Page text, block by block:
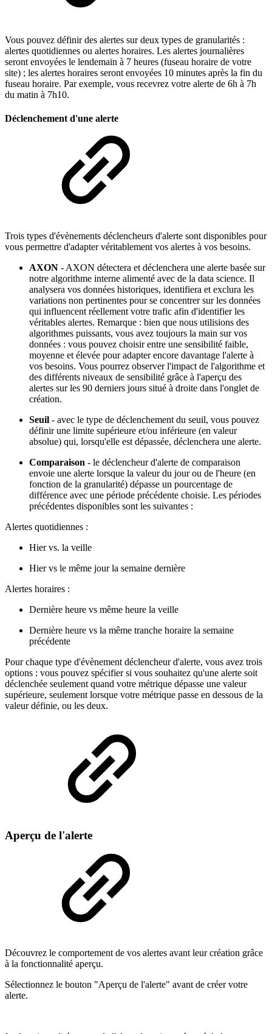
Vous pouvez définir des alertes sur deux types de granularités :
alertes quotidiennes ou alertes horaires. Les alertes journalières
seront envoyées le lendemain à 7 heures (fuseau horaire de votre
site) ; les alertes horaires seront envoyées 10 minutes après la fin du
fuseau horaire. Par exemple, vous recevrez votre alerte de 6h à 7h
du matin à 7h10.
Déclenchement d'une alerte
Trois types d'évènements déclencheurs d'alerte sont disponibles pour
vous permettre d'adapter véritablement vos alertes à vos besoins.
AXON - AXON détectera et déclenchera une alerte basée sur
notre algorithme interne alimenté avec de la data science. Il
analysera vos données historiques, identifiera et exclura les
variations non pertinentes pour se concentrer sur les données
qui influencent réellement votre trafic afin d'identifier les
véritables alertes. Remarque : bien que nous utilisions des
algorithmes puissants, vous avez toujours la main sur vos
données : vous pouvez choisir entre une sensibilité faible,
moyenne et élevée pour adapter encore davantage l'alerte à
vos besoins. Vous pourrez observer l'impact de l'algorithme et
des différents niveaux de sensibilité grâce à l'aperçu des
alertes sur les 90 derniers jours situé à droite dans l'onglet de
création.
Seuil - avec le type de déclenchement du seuil, vous pouvez
définir une limite supérieure et/ou inférieure (en valeur
absolue) qui, lorsqu'elle est dépassée, déclenchera une alerte.
Comparaison - le déclencheur d'alerte de comparaison
envoie une alerte lorsque la valeur du jour ou de l'heure (en
fonction de la granularité) dépasse un pourcentage de
différence avec une période précédente choisie. Les périodes
précédentes disponibles sont les suivantes :
Alertes quotidiennes :
Hier vs. la veille
Hier vs le même jour la semaine dernière
Alertes horaires :
Dernière heure vs même heure la veille
Dernière heure vs la même tranche horaire la semaine
précédente
Pour chaque type d'évènement déclencheur d'alerte, vous avez trois
options : vous pouvez spécifier si vous souhaitez qu'une alerte soit
déclenchée seulement quand votre métrique dépasse une valeur
supérieure, seulement lorsque votre métrique passe en dessous de la
valeur définie, ou les deux.
Aperçu de l'alerte
Découvrez le comportement de vos alertes avant leur création grâce
à la fonctionnalité aperçu.
Sélectionnez le bouton "Aperçu de l'alerte" avant de créer votre
alerte.